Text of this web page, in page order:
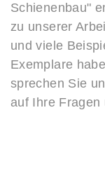
Schienenbau"
zu unserer
und viele
Exemplare
sprechen Sie
auf Ihre Fragen